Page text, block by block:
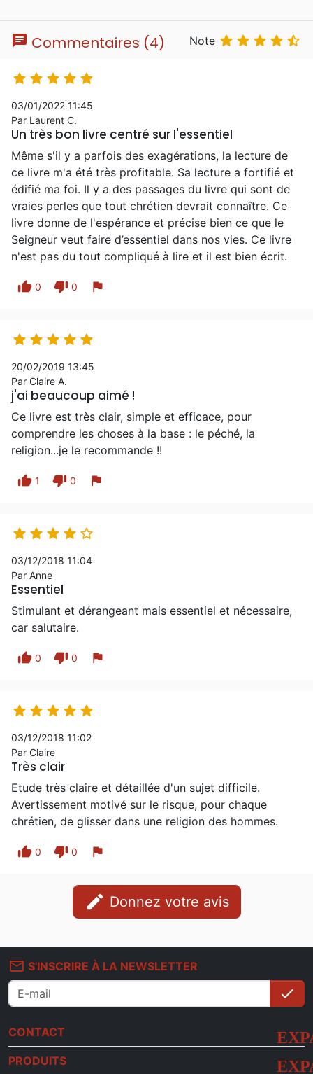
chat Commentaires (4) Note     
    
03/01/2022 11:45
Par Laurent C.
Un très bon livre centré sur l'essentiel
Même s'il y a parfois des exagérations, la lecture de
ce livre m'a été très profitable. Sa lecture a fortifié et
édifié ma foi. Il y a des passages du livre qui sont de
vraies perles que tout chrétien devrait connaître. Ce
livre donne de l'espérance et précise bien ce que le
Seigneur veut faire d’essentiel dans nos vies. Ce livre
n'est pas du tout compliqué à lire et il est bien écrit.
thumb_up 0 thumb_down 0 flag
    
20/02/2019 13:45
Par Claire A.
j'ai beaucoup aimé !
Ce livre est très clair, simple et efficace, pour
comprendre les choses à la base : le péché, la
religion...je le recommande !!
thumb_up 1 thumb_down 0 flag
    
03/12/2018 11:04
Par Anne
Essentiel
Stimulant et dérangeant mais essentiel et nécessaire,
car salutaire.
thumb_up 0 thumb_down 0 flag
    
03/12/2018 11:02
Par Claire
Très clair
Etude très claire et détaillée d'un sujet difficile.
Avertissement motivé sur le risque, pour chaque
chrétien, de glisser dans une religion des hommes.
thumb_up 0 thumb_down 0 flag
edit Donnez votre avis
mail_outline S'INSCRIRE À LA NEWSLETTER
check
CONTACT
PRODUITS